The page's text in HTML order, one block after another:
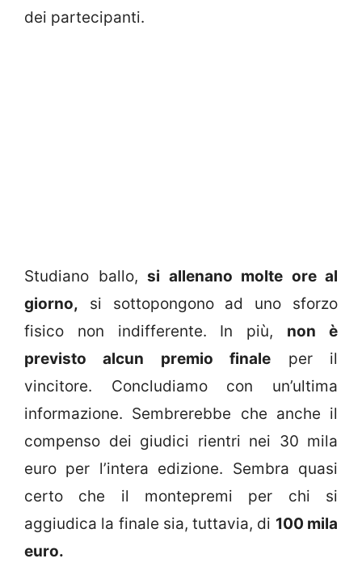
dei partecipanti.
Studiano ballo, si allenano molte ore al
giorno, si sottopongono ad uno sforzo
fisico non indifferente. In più, non è
previsto alcun premio finale per il
vincitore. Concludiamo con un’ultima
informazione. Sembrerebbe che anche il
compenso dei giudici rientri nei 30 mila
euro per l’intera edizione. Sembra quasi
certo che il montepremi per chi si
aggiudica la finale sia, tuttavia, di 100 mila
euro.